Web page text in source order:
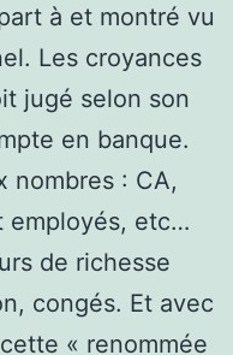
à et montré vu
Les croyances
jugé selon son
en banque.
nombres : CA,
employés, etc…
de richesse
congés. Et avec
« renommée